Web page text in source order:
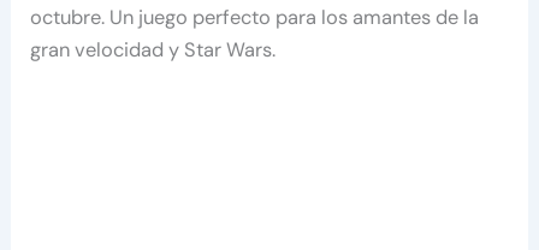
octubre. Un juego perfecto para los amantes de la
gran velocidad y Star Wars.